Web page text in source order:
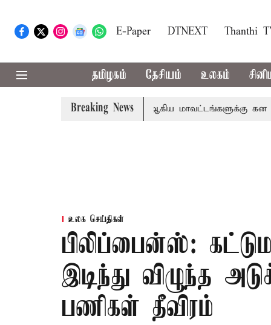
E-Paper DTNEXT Thanthi
தமிழகம் தேசியம் உலகம்
Breaking News
கோவை, தேனி,நீலகிரி ஆகிய மாவட்டங்களுக்கு கன மழை
உலக செய்திகள்
பிலிப்பைன்ஸ்:
இடிந்து விழுந்த
பணிகள் தீவிரம்